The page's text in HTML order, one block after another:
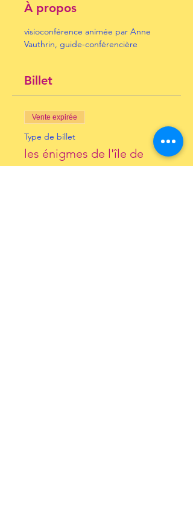
À propos
visioconférence animée par Anne
Vauthrin, guide-conférencière
Billet
Vente expirée
Type de billet
les énigmes de l'île de
Pâques